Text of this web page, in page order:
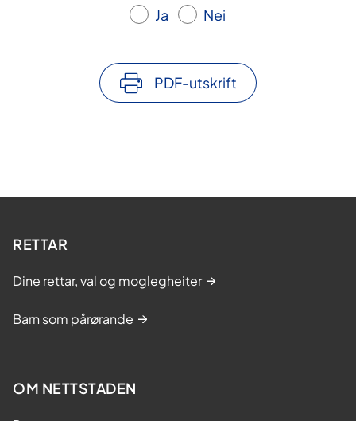
Ja Nei
PDF-utskrift
RETTAR
Dine rettar, val og moglegheiter
Barn som pårørande
OM NETTSTADEN